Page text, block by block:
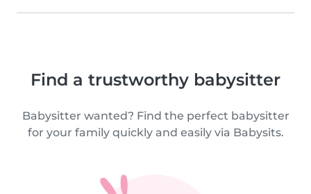
Find a trustworthy babysitter
Babysitter wanted? Find the perfect babysitter
for your family quickly and easily via Babysits.